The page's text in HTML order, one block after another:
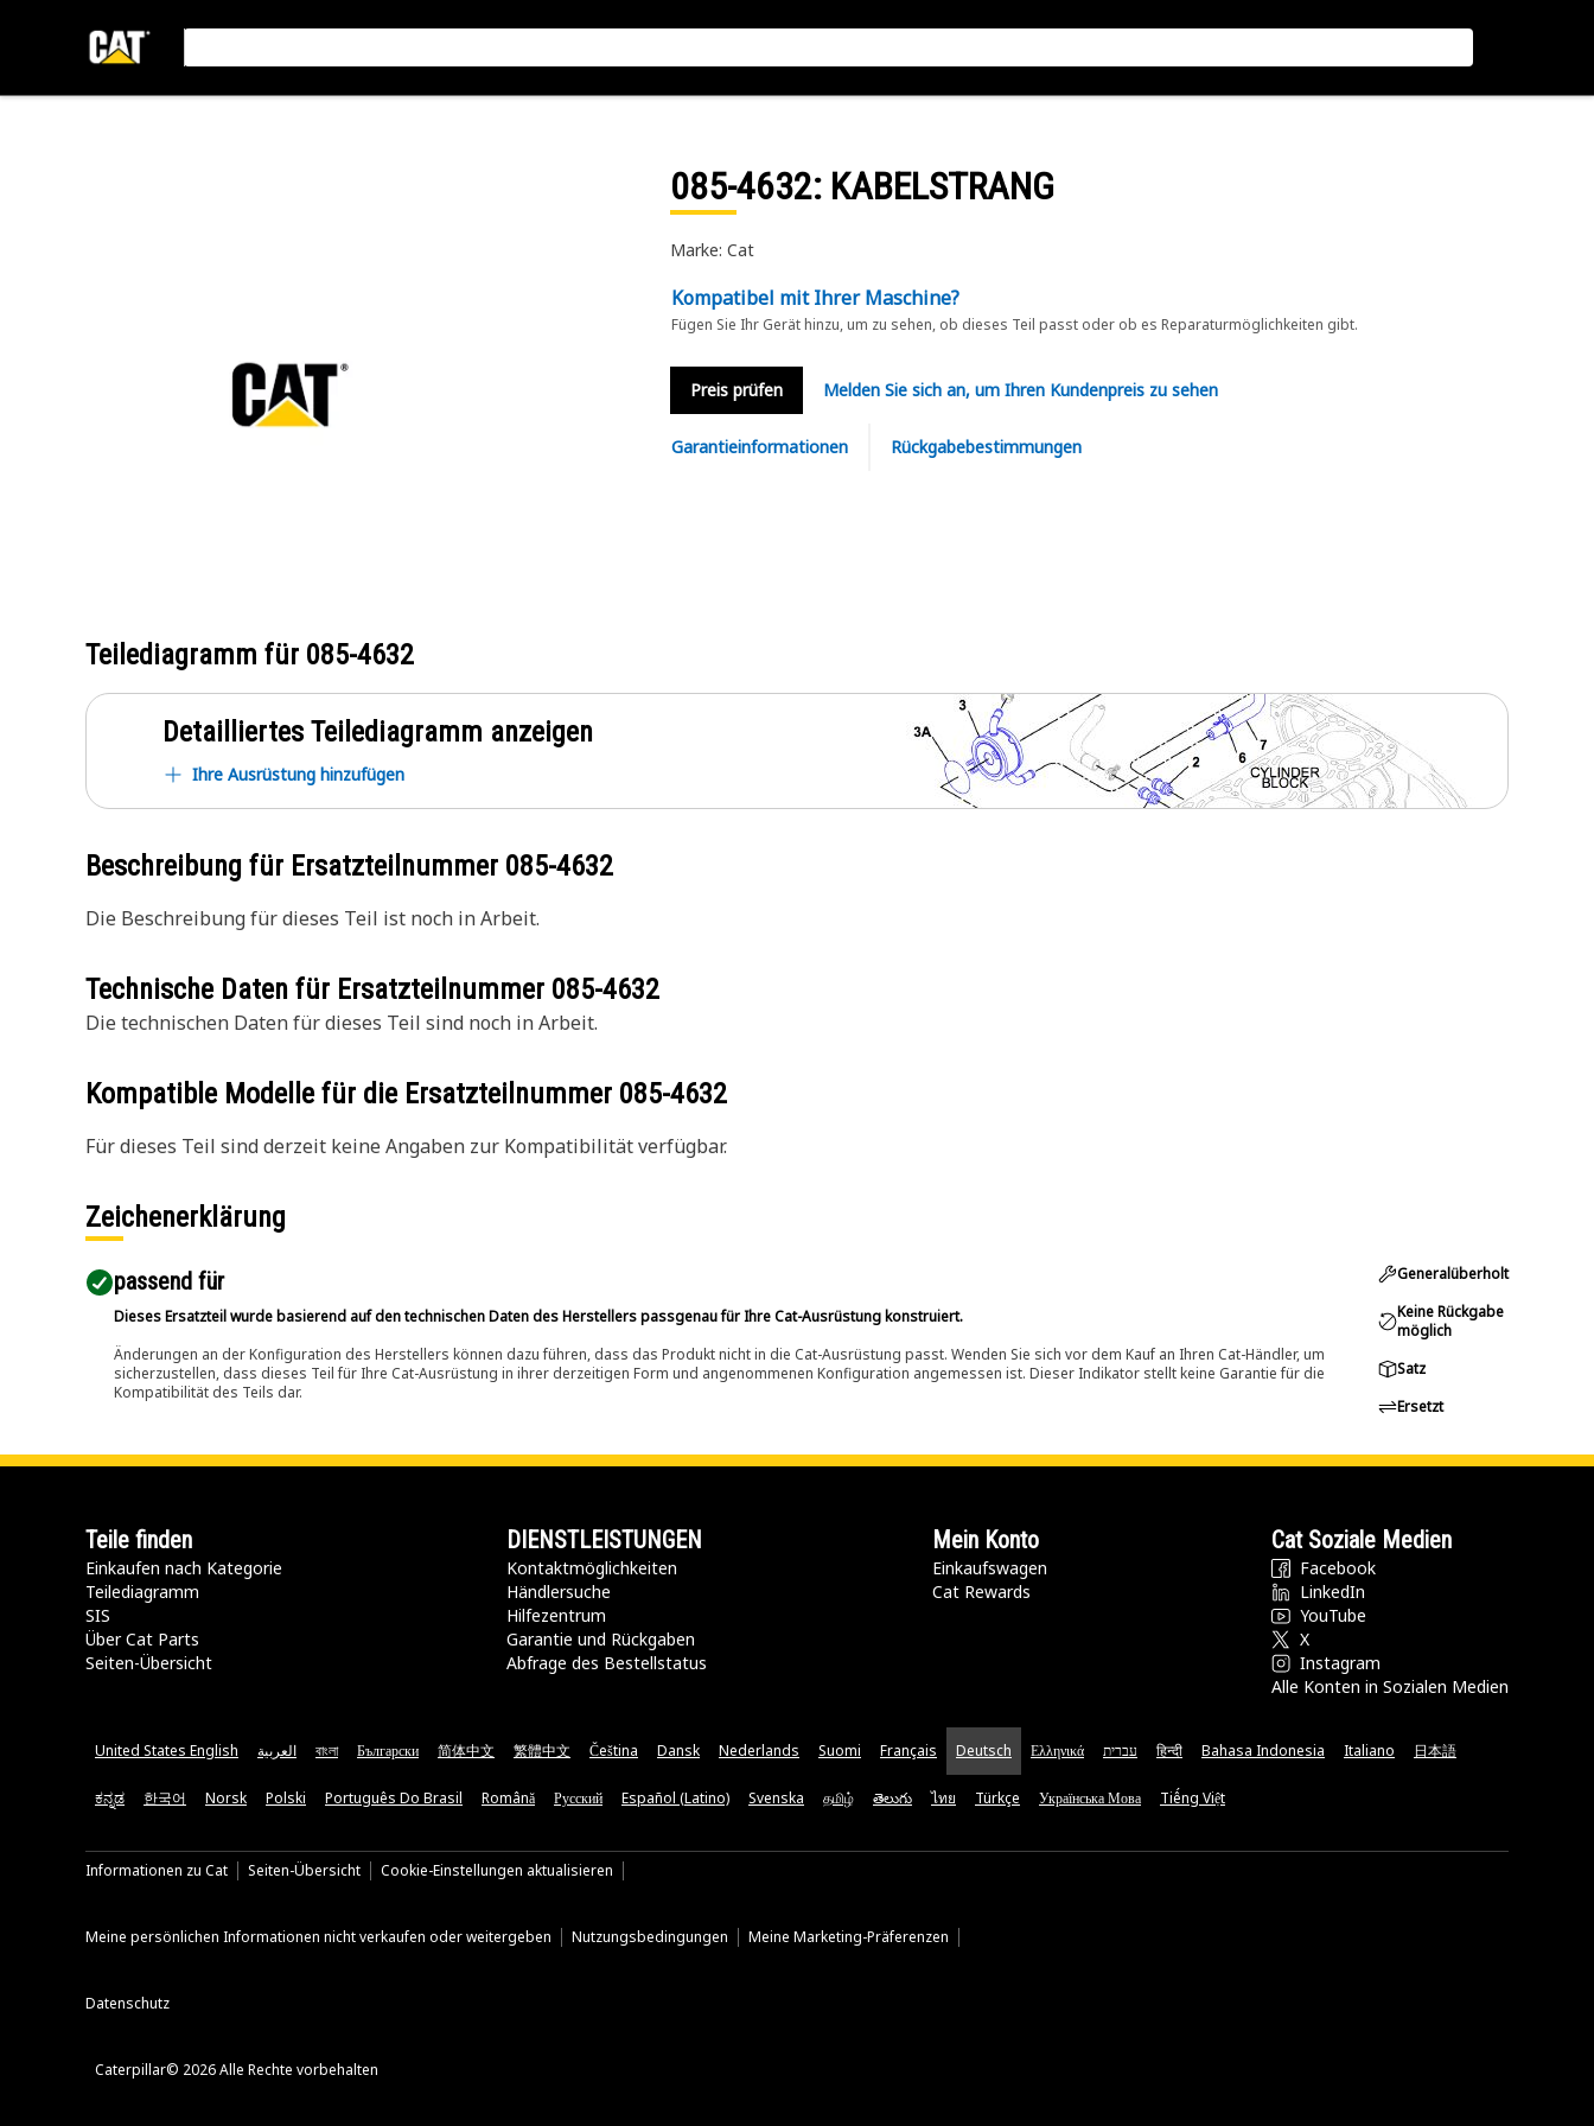
085-4632: KABELSTRANG
Marke: Cat
Kompatibel mit Ihrer Maschine?
Fügen Sie Ihr Gerät hinzu, um zu sehen, ob dieses Teil passt oder ob es Reparaturmöglichkeiten gibt.
Preis prüfen Melden Sie sich an, um Ihren Kundenpreis zu sehen
Garantieinformationen Rückgabebestimmungen
Teilediagramm für 085-4632
Detailliertes Teilediagramm anzeigen
Ihre Ausrüstung hinzufügen
Beschreibung für Ersatzteilnummer 085-4632
Die Beschreibung für dieses Teil ist noch in Arbeit.
Technische Daten für Ersatzteilnummer 085-4632
Die technischen Daten für dieses Teil sind noch in Arbeit.
Kompatible Modelle für die Ersatzteilnummer 085-4632
Für dieses Teil sind derzeit keine Angaben zur Kompatibilität verfügbar.
Zeichenerklärung
passend für​
Dieses Ersatzteil wurde basierend auf den technischen Daten des Herstellers passgenau für Ihre Cat-Ausrüstung konstruiert.
Änderungen an der Konfiguration des Herstellers können dazu führen, dass das Produkt nicht in die Cat-Ausrüstung passt. Wenden Sie sich vor dem Kauf an Ihren Cat-Händler, um
sicherzustellen, dass dieses Teil für Ihre Cat-Ausrüstung in ihrer derzeitigen Form und angenommenen Konfiguration angemessen ist. Dieser Indikator stellt keine Garantie für die
Kompatibilität des Teils dar.
Generalüberholt
Keine Rückgabe
möglich
Satz
Ersetzt
Teile finden
Einkaufen nach Kategorie
Teilediagramm
SIS
Über Cat Parts
Seiten-Übersicht
DIENSTLEISTUNGEN
Kontaktmöglichkeiten​
Händlersuche
Hilfezentrum
Garantie und Rückgaben
Abfrage des Bestellstatus
Mein Konto
Einkaufswagen
Cat Rewards
Cat Soziale Medien
Facebook
LinkedIn
YouTube
X
Instagram
Alle Konten in Sozialen Medien
United States English العربية বাংলা Български 简体中文 繁體中文 Čeština Dansk Nederlands Suomi Français Deutsch Ελληνικά עברית हिन्दी Bahasa Indonesia Italiano 日本語
ಕನ್ನಡ 한국어 Norsk Polski Português Do Brasil Română Русский Español (Latino) Svenska தமிழ் తెలుగు ไทย Türkçe Українська Мова Tiếng Việt
Informationen zu Cat Seiten-Übersicht Cookie-Einstellungen aktualisieren
Meine persönlichen Informationen nicht verkaufen oder weitergeben Nutzungsbedingungen Meine Marketing-Präferenzen
Datenschutz
Caterpillar© 2026 Alle Rechte vorbehalten